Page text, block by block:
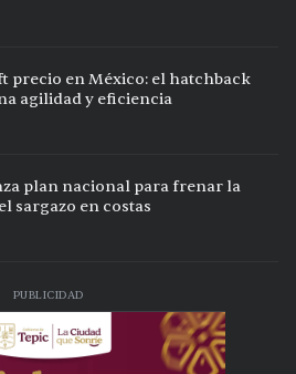
precio en México: el hatchback
agilidad y eficiencia
plan nacional para frenar la
sargazo en costas
PUBLICIDAD